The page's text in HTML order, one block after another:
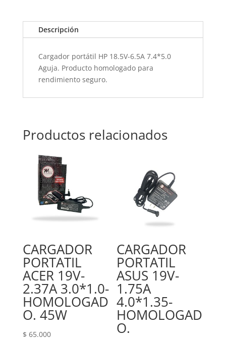
7.4*5.0
AGUJA-
cantidad
Descripción
Cargador portátil HP 18.5V-6.5A 7.4*5.0
Aguja. Producto homologado para
rendimiento seguro.
Productos relacionados
CARGADOR
PORTATIL
ACER 19V-
2.37A 3.0*1.0-
HOMOLOGAD
O. 45W
$ 65.000
CARGADOR
PORTATIL
ASUS 19V-
1.75A
4.0*1.35-
HOMOLOGAD
O.